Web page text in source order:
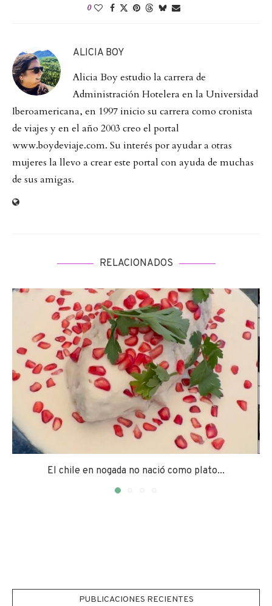
0
ALICIA BOY
Alicia Boy estudio la carrera de
Administración Hotelera en la Universidad
Iberoamericana, en 1997 inicio su carrera como cronista
de viajes y en el año 2003 creo el portal
www.boydeviaje.com. Su interés por ayudar a otras
mujeres la llevo a crear este portal con ayuda de muchas
de sus amigas.
RELACIONADOS
El chile en nogada no nació como plato...
PUBLICACIONES RECIENTES